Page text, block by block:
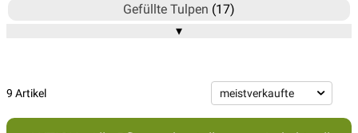
Gefüllte Tulpen (17)
Lilienblütige Tulpen
Papageien Tulpen(9)
Triumph Tulpen(21)
▾
9 Artikel